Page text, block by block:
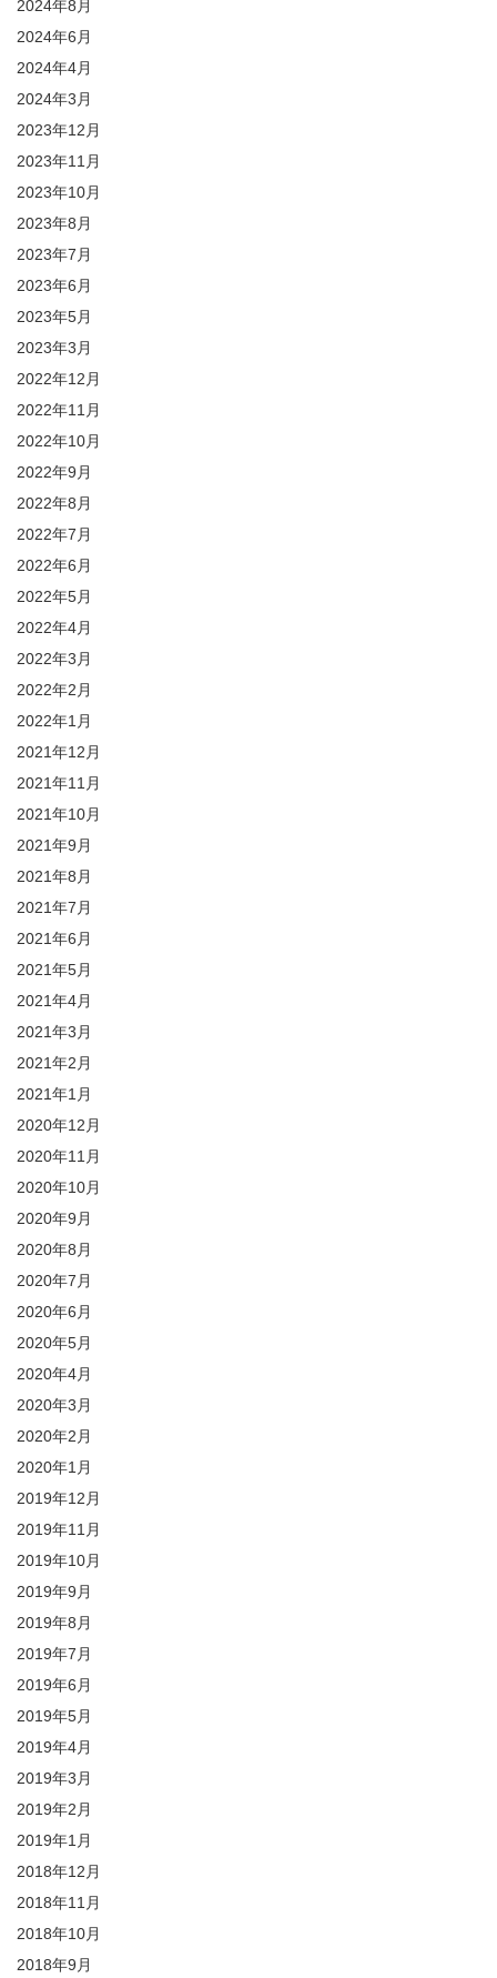
2024年8月
2024年6月
2024年4月
2024年3月
2023年12月
2023年11月
2023年10月
2023年8月
2023年7月
2023年6月
2023年5月
2023年3月
2022年12月
2022年11月
2022年10月
2022年9月
2022年8月
2022年7月
2022年6月
2022年5月
2022年4月
2022年3月
2022年2月
2022年1月
2021年12月
2021年11月
2021年10月
2021年9月
2021年8月
2021年7月
2021年6月
2021年5月
2021年4月
2021年3月
2021年2月
2021年1月
2020年12月
2020年11月
2020年10月
2020年9月
2020年8月
2020年7月
2020年6月
2020年5月
2020年4月
2020年3月
2020年2月
2020年1月
2019年12月
2019年11月
2019年10月
2019年9月
2019年8月
2019年7月
2019年6月
2019年5月
2019年4月
2019年3月
2019年2月
2019年1月
2018年12月
2018年11月
2018年10月
2018年9月